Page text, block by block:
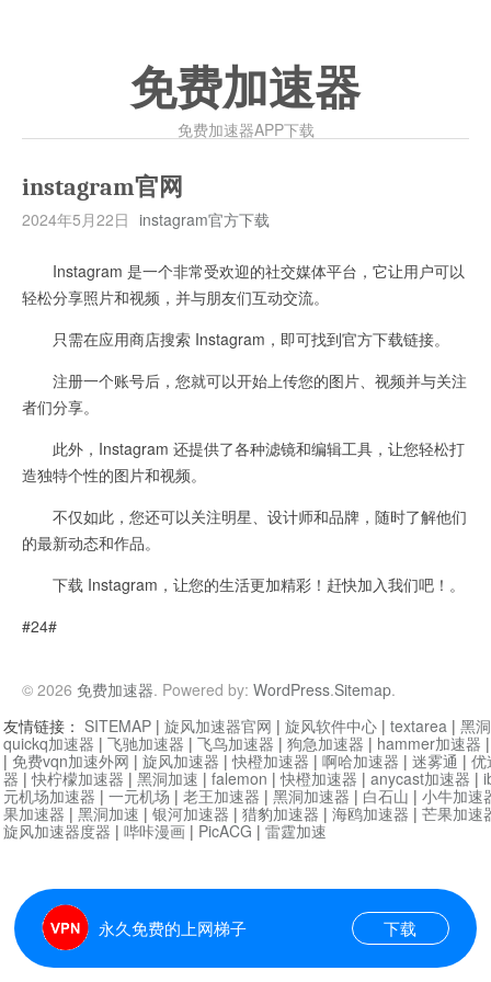
免费加速器
免费加速器APP下载
instagram官网
2024年5月22日 instagram官方下载
Instagram 是一个非常受欢迎的社交媒体平台，它让用户可以
轻松分享照片和视频，并与朋友们互动交流。
只需在应用商店搜索 Instagram，即可找到官方下载链接。
注册一个账号后，您就可以开始上传您的图片、视频并与关注
者们分享。
此外，Instagram 还提供了各种滤镜和编辑工具，让您轻松打
造独特个性的图片和视频。
不仅如此，您还可以关注明星、设计师和品牌，随时了解他们
的最新动态和作品。
下载 Instagram，让您的生活更加精彩！赶快加入我们吧！。
#24#
© 2026 免费加速器. Powered by: WordPress.Sitemap.
永久免费的上网梯子 下载
友情链接： SITEMAP | 旋风加速器官网 | 旋风软件中心 | textarea | 黑
quickq加速器 | 飞驰加速器 | 飞鸟加速器 | 狗急加速器 | hammer加速器
| 免费vqn加速外网 | 旋风加速器 |快橙加速器 | 啊哈加速器 | 迷雾通 | 优
器 |快柠檬加速器 | 黑洞加速 | falemon |快橙加速器 | anycast加速器 |
元机场加速器 | 一元机场 | 老王加速器 | 黑洞加速器 | 白石山 | 小牛加速
果加速器 | 黑洞加速 | 银河加速器 | 猎豹加速器 | 海鸥加速器 | 芒果加速
旋风加速器度器 | 哔咔漫画 | PicACG | 雷霆加速